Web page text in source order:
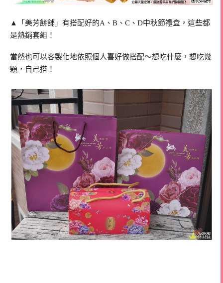
▲「美芳餅舖」有搭配好的A、B、C、D中秋節禮盒，這些都
是熱銷套組！
當然也可以客製化地依照個人喜好做搭配～想吃什麼，想吃幾
顆，自己搭！